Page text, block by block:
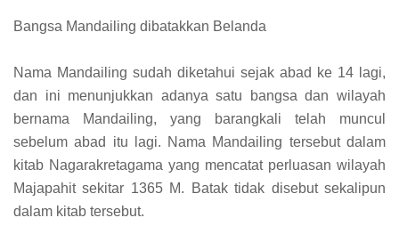
Bangsa Mandailing dibatakkan Belanda
Nama Mandailing sudah diketahui sejak abad ke 14 lagi,
dan ini menunjukkan adanya satu bangsa dan wilayah
bernama Mandailing, yang barangkali telah muncul
sebelum abad itu lagi. Nama Mandailing tersebut dalam
kitab Nagarakretagama yang mencatat perluasan wilayah
Majapahit sekitar 1365 M. Batak tidak disebut sekalipun
dalam kitab tersebut.